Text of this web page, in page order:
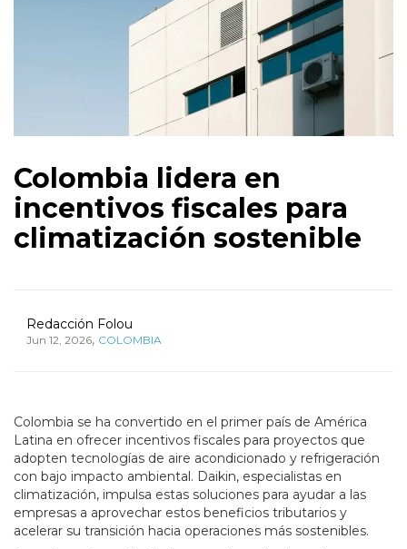
Colombia lidera en
incentivos fiscales para
climatización sostenible
Redacción Folou
Jun 12, 2026, COLOMBIA
Colombia se ha convertido en el primer país de América
Latina en ofrecer incentivos fiscales para proyectos que
adopten tecnologías de aire acondicionado y refrigeración
con bajo impacto ambiental. Daikin, especialistas en
climatización, impulsa estas soluciones para ayudar a las
empresas a aprovechar estos beneficios tributarios y
acelerar su transición hacia operaciones más sostenibles.